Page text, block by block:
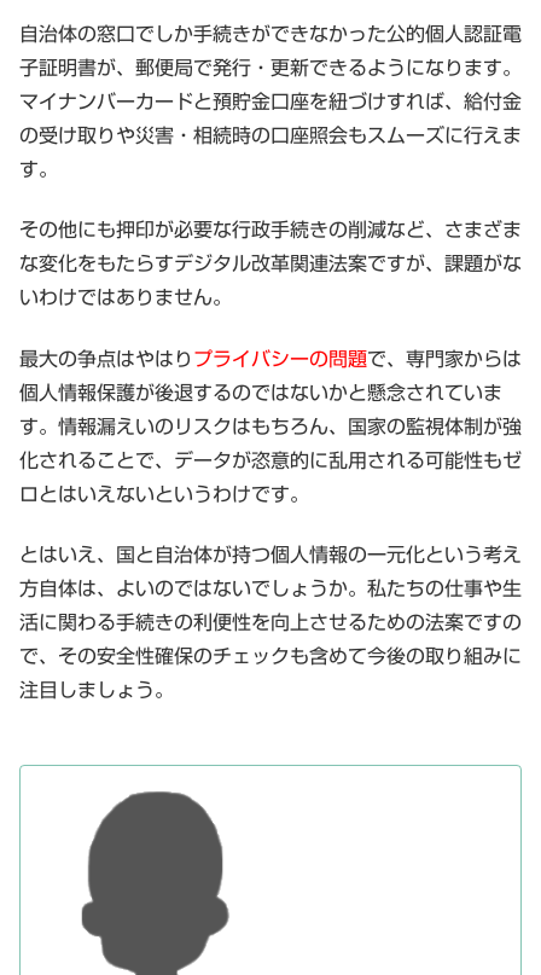
自治体の窓口でしか手続きができなかった公的個人認証電
子証明書が、郵便局で発行・更新できるようになります。
マイナンバーカードと預貯金口座を紐づけすれば、給付金
の受け取りや災害・相続時の口座照会もスムーズに行えま
す。
その他にも押印が必要な行政手続きの削減など、さまざま
な変化をもたらすデジタル改革関連法案ですが、課題がな
いわけではありません。
最大の争点はやはり プライバシーの問題で、専門家からは
個人情報保護が後退するのではないかと懸念されていま
す。情報漏えいのリスクはもちろん、国家の監視体制が強
化されることで、データが恣意的に乱用される可能性もゼ
ロとはいえないというわけです。
とはいえ、国と自治体が持つ個人情報の一元化という考え
方自体は、よいのではないでしょうか。私たちの仕事や生
活に関わる手続きの利便性を向上させるための法案ですの
で、その安全性確保のチェックも含めて今後の取り組みに
注目しましょう。